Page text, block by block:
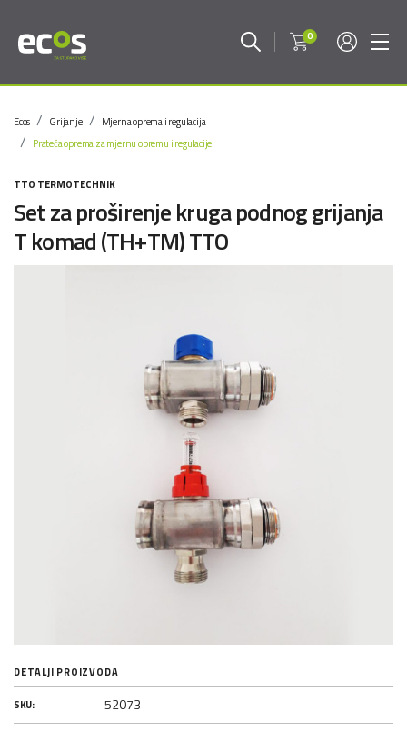
0
Ecos Grijanje
Mjerna oprema i regulacija
Prateća oprema za mjernu opremu i regulacije
TTO TERMOTECHNIK
Set za proširenje kruga podnog grijanja
T komad (TH+TM) TTO
DETALJI PROIZVODA
SKU: 52073